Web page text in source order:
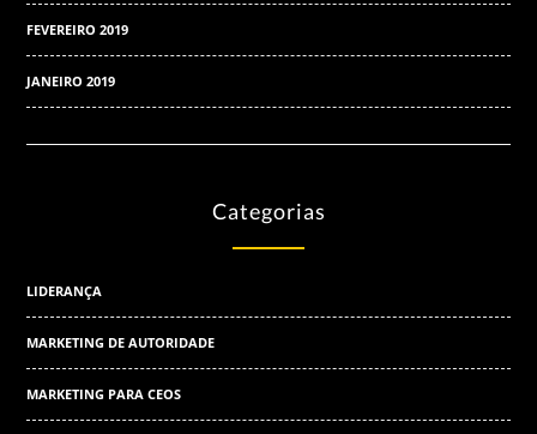
FEVEREIRO 2019
JANEIRO 2019
Categorias
LIDERANÇA
MARKETING DE AUTORIDADE
MARKETING PARA CEOS